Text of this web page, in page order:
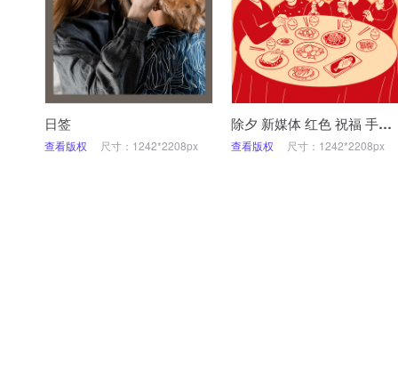
日签
查看版权 尺寸：1242*2208px
除夕 新媒体 红色 祝福 手机海报
查看版权 尺寸：1242*2208px